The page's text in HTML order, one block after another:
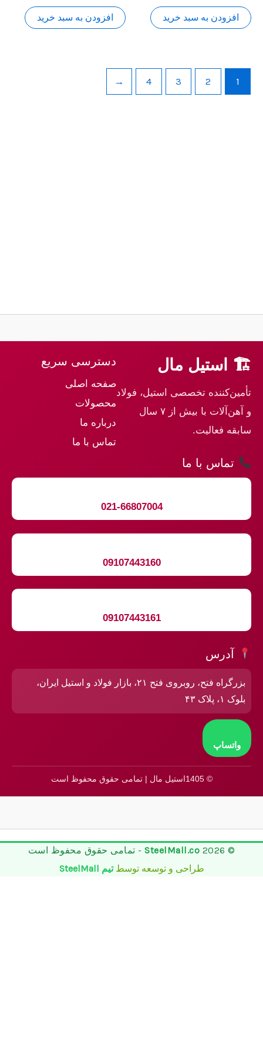
از
5
افزودن به سبد خرید
از
5
افزودن به سبد خرید
1
2
3
4
←
🏗 استیل مال
تأمین‌کننده تخصصی استیل، فولاد
و آهن‌آلات با بیش از ۷ سال
سابقه فعالیت.
دسترسی سریع
صفحه اصلی
محصولات
درباره ما
تماس با ما
تماس با ما
021-66807004
09107443160
09107443161
آدرس
بزرگراه فتح، روبروی فتح ۲۱، بازار فولاد و استیل ایران،
بلوک ۱، پلاک ۴۳
واتساپ
© 1405استیل مال | تمامی حقوق محفوظ است
© 2026
SteelMall.co - تمامی حقوق محفوظ است
طراحی و توسعه توسطتیم SteelMall